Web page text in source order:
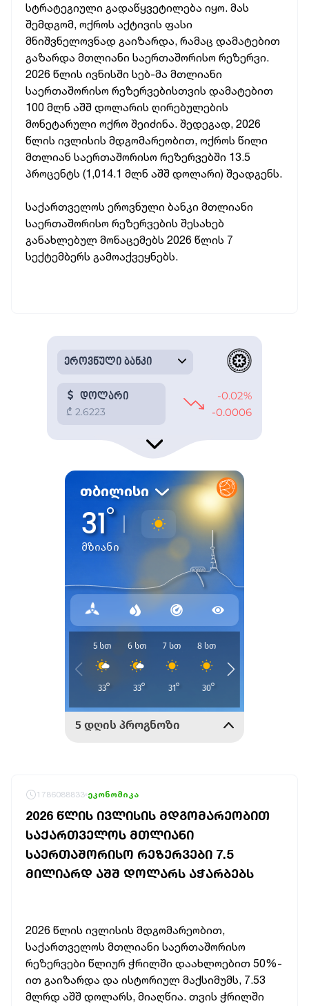
სტრატეგიული გადაწყვეტილება იყო. მას
შემდგომ, ოქროს აქტივის ფასი
მნიშვნელოვნად გაიზარდა, რამაც დამატებით
გაზარდა მთლიანი საერთაშორისო რეზერვი.
2026 წლის ივნისში სებ-მა მთლიანი
საერთაშორისო რეზერვებისთვის დამატებით
100 მლნ აშშ დოლარის ღირებულების
მონეტარული ოქრო შეიძინა. შედეგად, 2026
წლის ივლისის მდგომარეობით, ოქროს წილი
მთლიან საერთაშორისო რეზერვებში 13.5
პროცენტს (1,014.1 მლნ აშშ დოლარი) შეადგენს.
საქართველოს ეროვნული ბანკი მთლიანი
საერთაშორისო რეზერვების შესახებ
განახლებულ მონაცემებს 2026 წლის 7
სექტემბერს გამოაქვეყნებს.
1786088833 ეკონომიკა
2026 ᲬᲚᲘᲡ ᲘᲕᲚᲘᲡᲘᲡ ᲛᲓᲒᲝᲛᲐᲠᲔᲝᲑᲘᲗ
ᲡᲐᲥᲐᲠᲗᲕᲔᲚᲝᲡ ᲛᲗᲚᲘᲐᲜᲘ
ᲡᲐᲔᲠᲗᲐᲨᲝᲠᲘᲡᲝ ᲠᲔᲖᲔᲠᲕᲔᲑᲘ 7.5
ᲛᲘᲚᲘᲐᲠᲓ ᲐᲨᲨ ᲓᲝᲚᲐᲠᲡ ᲐᲭᲐᲠᲑᲔᲑᲡ
2026 წლის ივლისის მდგომარეობით,
საქართველოს მთლიანი საერთაშორისო
რეზერვები წლიურ ჭრილში დაახლოებით 50%-
ით გაიზარდა და ისტორიულ მაქსიმუმს, 7.53
მლრდ აშშ დოლარს, მიაღწია. თვის ჭრილში